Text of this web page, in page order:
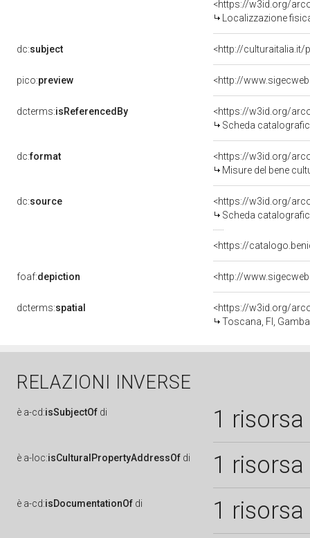
<https://w3id.org/
Localizzazione
dc:subject <http://
pico:preview <http://
dcterms:isReferencedBy
<https://w3id.org/
Scheda
dc:format
<https://w3id.org/
Misure del bene
dc:source
<https://w3id.org/
Scheda
<https://
foaf:depiction <http://
dcterms:spatial
<https://w3id.org/
Toscana, FI,
RELAZIONI INVERSE
è a-cd:isSubjectOf di 1 risorsa
è a-loc:isCulturalPropertyAddressOf di 1 risorsa
è a-cd:isDocumentationOf di 1 risorsa